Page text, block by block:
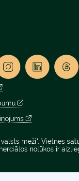
meži". Vietnes
nolūkos ir